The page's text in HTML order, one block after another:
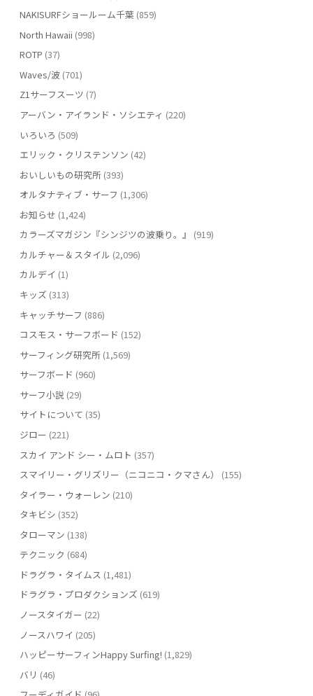
NAKISURFショールーム千葉 (859)
North Hawaii (998)
ROTP (37)
Waves/波(701)
Z1サーフスーツ (7)
アーバン・アイランド・ソシエティ (220)
いろいろ (509)
エリック・クリステンソン (42)
おいしいもの研究所(393)
オルタナティブ・サーフ (1,306)
お知らせ (1,424)
カラーズマガジン『シンジツの波乗り。』
(919)
カルチャー＆スタイル (2,096)
カルデイ (1)
キッズ (313)
キャッチサーフ (886)
コスモス・サーフボード (152)
サーフィング研究所(1,569)
サーフボード (960)
サーフ小説 (29)
サイトについて (35)
ジロー (221)
スカイ アンド シー・ムロト (357)
スマイリー・グリズリー（ニコニコ・クマさん）
(155)
タイラー・ウォーレン (210)
タキビシ (352)
タローマン (138)
テクニック (684)
ドラグラ・タイムス (1,481)
ドラグラ・プロダクションズ (619)
ノースタイガー (22)
ノースハワイ (205)
ハッピーサーフィンHappy Surfing! (1,829)
バリ (46)